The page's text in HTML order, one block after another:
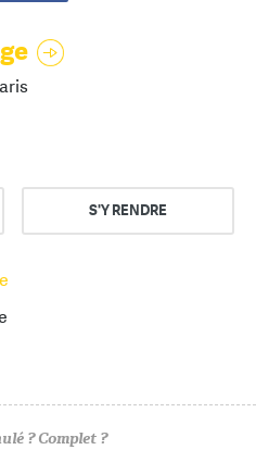
S'Y RENDRE
? Complet ?